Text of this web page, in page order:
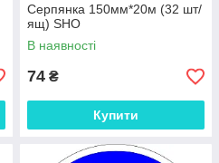
Серпянка 150мм*20м (32 шт/
ящ) SHO
В наявності
74 ₴
Купити